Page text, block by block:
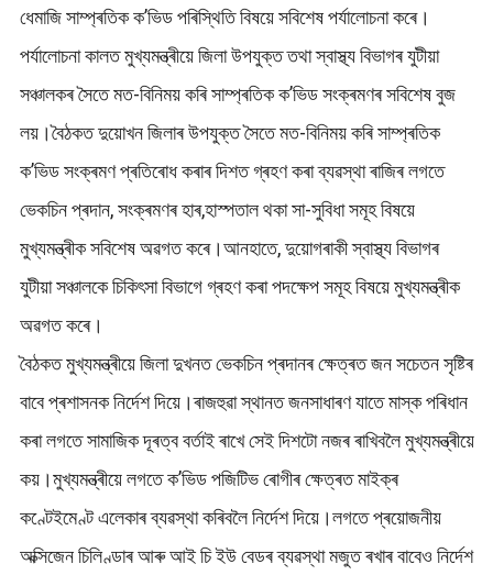
ধেমাজি সাম্প্ৰতিক ক’ভিড পৰিস্থিতি বিষয়ে সবিশেষ পৰ্যালোচনা কৰে।
পৰ্যালোচনা কালত মুখ্যমন্ত্ৰীয়ে জিলা উপযুক্ত তথা স্বাস্থ্য বিভাগৰ যুটীয়া
সঞ্চালকৰ সৈতে মত-বিনিময় কৰি সাম্প্ৰতিক ক’ভিড সংক্ৰমণৰ সবিশেষ বুজ
লয়।বৈঠকত দুয়োখন জিলাৰ উপযুক্ত সৈতে মত-বিনিময় কৰি সাম্প্ৰতিক
ক’ভিড সংক্ৰমণ প্ৰতিৰোধ কৰাৰ দিশত গ্ৰহণ কৰা ব্যৱস্থা ৰাজিৰ লগতে
ভেকচিন প্ৰদান, সংক্ৰমণৰ হাৰ,হাস্পতাল থকা সা-সুবিধা সমূহ বিষয়ে
মুখ্যমন্ত্ৰীক সবিশেষ অৱগত কৰে।আনহাতে, দুয়োগৰাকী স্বাস্থ্য বিভাগৰ
যুটীয়া সঞ্চালকে চিকিৎসা বিভাগে গ্ৰহণ কৰা পদক্ষেপ সমূহ বিষয়ে মুখ্যমন্ত্ৰীক
অৱগত কৰে।
বৈঠকত মুখ্যমন্ত্ৰীয়ে জিলা দুখনত ভেকচিন প্ৰদানৰ ক্ষেত্ৰত জন সচেতন সৃষ্টিৰ
বাবে প্ৰশাসনক নিৰ্দেশ দিয়ে।ৰাজহুৱা স্থানত জনসাধাৰণ যাতে মাস্ক পৰিধান
কৰা লগতে সামাজিক দূৰত্ব বৰ্তাই ৰাখে সেই দিশটো নজৰ ৰাখিবলৈ মুখ্যমন্ত্ৰীয়ে
কয়।মুখ্যমন্ত্ৰীয়ে লগতে ক’ভিড পজিটিভ ৰোগীৰ ক্ষেত্ৰত মাইক্ৰ
কণ্টেইমেণ্ট এলেকাৰ ব্যৱস্থা কৰিবলৈ নিৰ্দেশ দিয়ে।লগতে প্ৰয়োজনীয়
অক্সিজেন চিলিণ্ডাৰ আৰু আই চি ইউ বেডৰ ব্যৱস্থা মজুত ৰখাৰ বাবেও নিৰ্দেশ